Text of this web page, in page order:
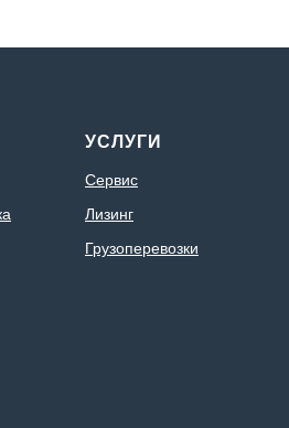
УСЛУГИ
Сервис
Лизинг
Грузоперевозки